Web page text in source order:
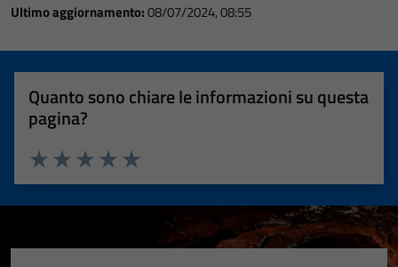
Ultimo aggiornamento:08/07/2024, 08:55
Quanto sono chiare le informazioni su questa
pagina?
Valuta 5 stelle su 5
Valuta 4 stelle su 5
Valuta 3 stelle su 5
Valuta 2 stelle su 5
Valuta 1 stelle su 5